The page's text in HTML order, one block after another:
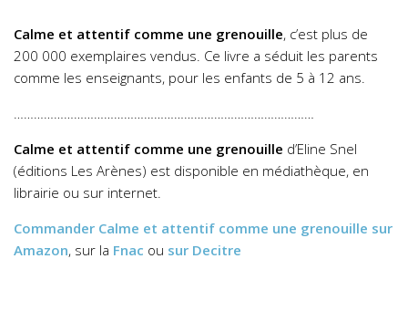
Calme et attentif comme une grenouille, c’est plus de
200 000 exemplaires vendus. Ce livre a séduit les parents
comme les enseignants, pour les enfants de 5 à 12 ans.
………………………………………………………………………………
Calme et attentif comme une grenouille d’Eline Snel
(éditions Les Arènes) est disponible en médiathèque, en
librairie ou sur internet.
Commander Calme et attentif comme une grenouille sur
Amazon, sur la Fnac ou sur Decitre